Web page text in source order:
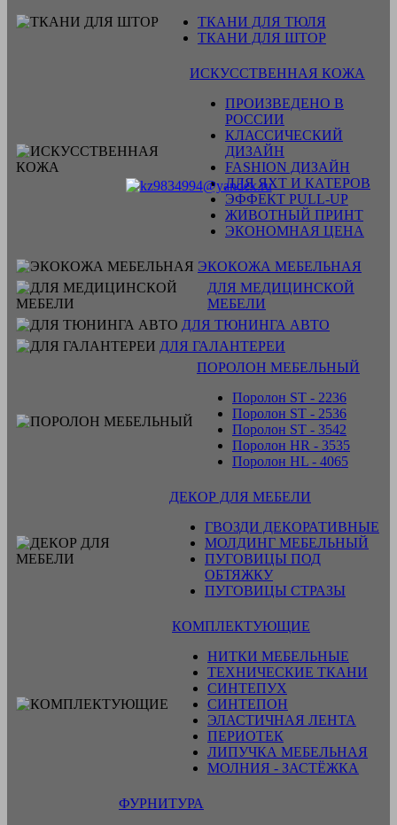
ТКАНИ ДЛЯ ТЮЛЯ
ТКАНИ ДЛЯ ШТОР
ИСКУССТВЕННАЯ КОЖА
ПРОИЗВЕДЕНО В
РОССИИ
КЛАССИЧЕСКИЙ
ДИЗАЙН
FASHION ДИЗАЙН
ДЛЯ ЯХТ И КАТЕРОВ
ЭФФЕКТ PULL-UP
ЖИВОТНЫЙ ПРИНТ
ЭКОНОМНАЯ ЦЕНА
ЭКОКОЖА МЕБЕЛЬНАЯ
ДЛЯ МЕДИЦИНСКОЙ
МЕБЕЛИ
ДЛЯ ТЮНИНГА АВТО
ДЛЯ ГАЛАНТЕРЕИ
ПОРОЛОН МЕБЕЛЬНЫЙ
Поролон ST - 2236
Поролон ST - 2536
Поролон ST - 3542
Поролон HR - 3535
Поролон HL - 4065
ДЕКОР ДЛЯ МЕБЕЛИ
ГВОЗДИ ДЕКОРАТИВНЫЕ
МОЛДИНГ МЕБЕЛЬНЫЙ
ПУГОВИЦЫ ПОД
ОБТЯЖКУ
ПУГОВИЦЫ СТРАЗЫ
КОМПЛЕКТУЮЩИЕ
НИТКИ МЕБЕЛЬНЫЕ
ТЕХНИЧЕСКИЕ ТКАНИ
СИНТЕПУХ
СИНТЕПОН
ЭЛАСТИЧНАЯ ЛЕНТА
ПЕРИОТЕК
ЛИПУЧКА МЕБЕЛЬНАЯ
МОЛНИЯ - ЗАСТЁЖКА
ФУРНИТУРА